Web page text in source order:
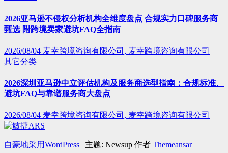
2026亚马逊不侵权分析机构全维度盘点 合规实力口碑服务商
甄选 附跨境卖家避坑FAQ全指南
2026/08/04 麦幸跨境咨询有限公司, 麦幸跨境咨询有限公司
其它分类
2026深圳亚马逊中立评估机构及服务商选型指南：合规标准、
避坑FAQ与靠谱服务商大盘点
2026/08/04 麦幸跨境咨询有限公司, 麦幸跨境咨询有限公司
自豪地采用WordPress | 主题: Newsup 作者 Themeansar